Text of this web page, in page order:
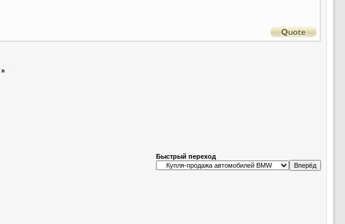
»
Быстрый переход